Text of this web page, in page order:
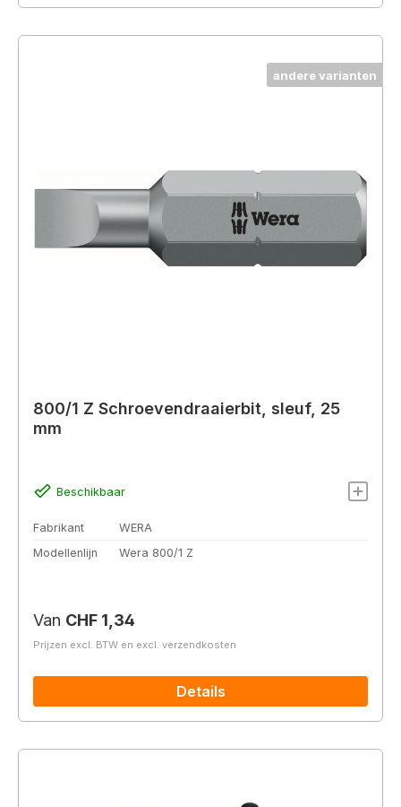
andere varianten
800/1 Z Schroevendraaierbit, sleuf, 25
mm
Beschikbaar
Fabrikant
WERA
Modellenlijn
Wera 800/1 Z
Normale prijs:
Van CHF 1,34
Prijzen excl. BTW en excl. verzendkosten
Details